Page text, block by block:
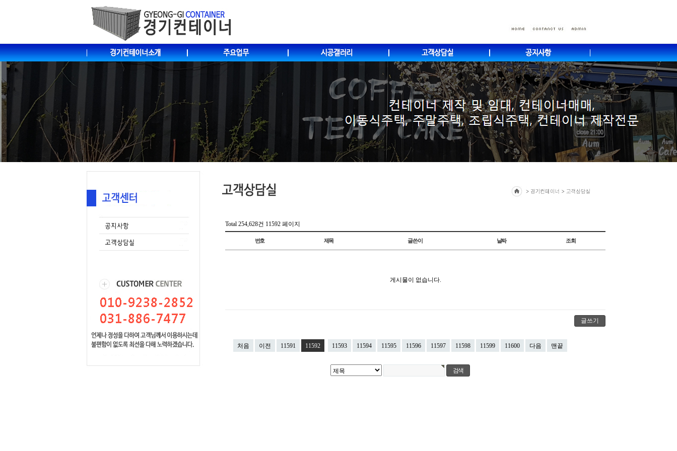
Total 254,628건 11592 페이지
번호 제목 글쓴이 날짜 조회
게시물이 없습니다.
글쓰기
처음 이전 11591 11592 11593 11594 11595 11596 11597 11598 11599 11600 다음 맨끝